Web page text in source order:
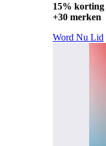
15% korting
+30 merken
Word Nu Lid